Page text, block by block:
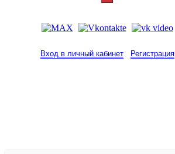
Вход в личный кабинет Регистрация